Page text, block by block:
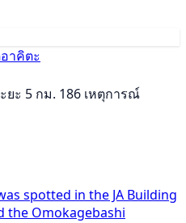
าคิตะ
ยะ 5 กม. 186 เหตุการณ์
spotted in the JA Building
the Omokagebashi